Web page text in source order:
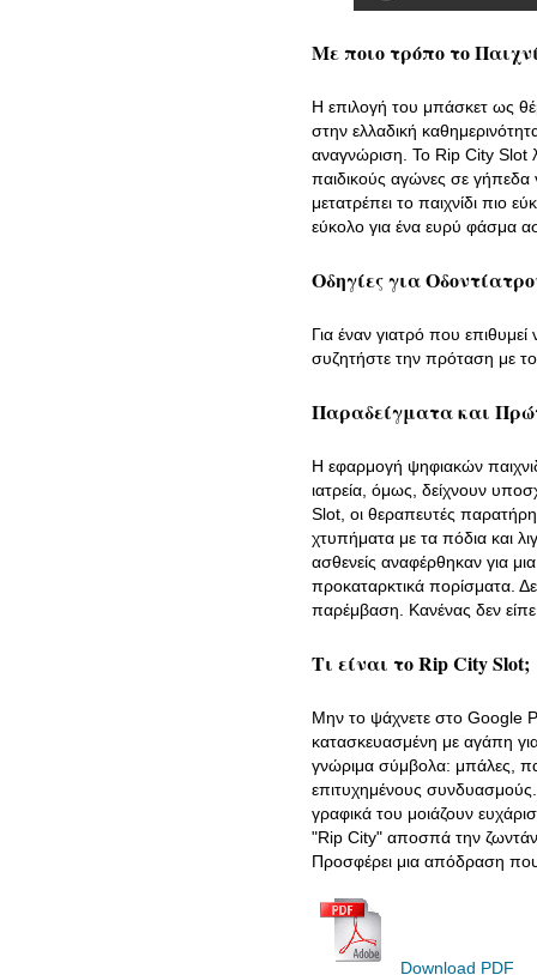
Με ποιο τρόπο το
Η επιλογή του μπάσκετ ως
στην ελλαδική
αναγνώριση. Το Rip City Slot
παιδικούς αγώνες σε γήπεδα
μετατρέπει το παιχνίδι πιο
εύκολο για ένα ευρύ φάσμα
Οδηγίες για
Για έναν γιατρό που
συζητήστε την πρόταση με
Παραδείγματα και
Η εφαρμογή ψηφιακών
ιατρεία, όμως, δείχνουν
Slot, οι θεραπευτές
χτυπήματα με τα πόδια και
ασθενείς αναφέρθηκαν για
προκαταρκτικά πορίσματα.
παρέμβαση. Κανένας δεν
Τι είναι το Rip City Slot;
Μην το ψάχνετε στο Google
κατασκευασμένη με αγάπη
γνώριμα σύμβολα: μπάλες,
επιτυχημένους συνδυασμούς.
γραφικά του μοιάζουν
"Rip City" αποσπά την
Προσφέρει μια απόδραση
Download PDF